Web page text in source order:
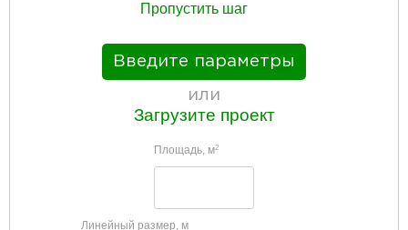
Пропустить шаг
Введите параметры
или
Загрузите проект
Площадь, м2
Линейный размер, м